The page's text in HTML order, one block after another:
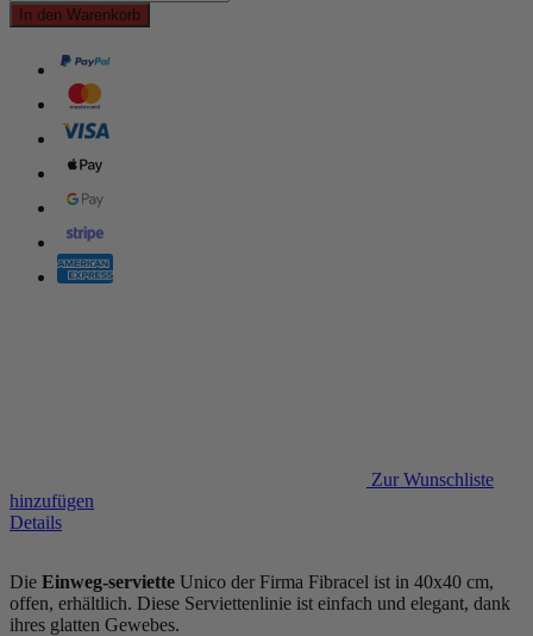
In den Warenkorb
Zur Wunschliste
hinzufügen
Details
Die Einweg-serviette Unico der Firma Fibracel ist in 40x40 cm,
offen, erhältlich. Diese Serviettenlinie ist einfach und elegant, dank
ihres glatten Gewebes.